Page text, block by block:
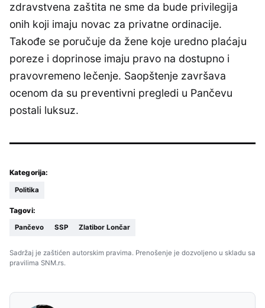
zdravstvena zaštita ne sme da bude privilegija
onih koji imaju novac za privatne ordinacije.
Takođe se poručuje da žene koje uredno plaćaju
poreze i doprinose imaju pravo na dostupno i
pravovremeno lečenje. Saopštenje završava
ocenom da su preventivni pregledi u Pančevu
postali luksuz.
Kategorija:
Politika
Tagovi:
Pančevo SSP Zlatibor Lončar
Sadržaj je zaštićen autorskim pravima. Prenošenje je dozvoljeno u skladu sa
pravilima SNM.rs.